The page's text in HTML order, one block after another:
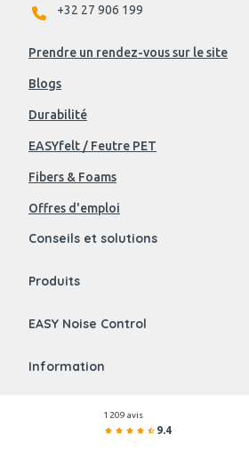
+32 27 906 199
Prendre un rendez-vous sur le site
Blogs
Durabilité
EASYfelt / Feutre PET
Fibers & Foams
Offres d'emploi
Conseils et solutions
Produits
EASY Noise Control
Information
1 209 avis
9.4